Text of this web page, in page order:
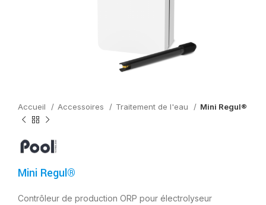
Accueil Accessoires Traitement de l'eau Mini Regul®
Mini Regul®
Contrôleur de production ORP pour électrolyseur